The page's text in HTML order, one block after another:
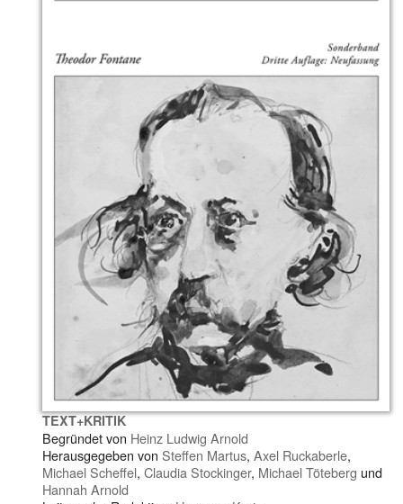
TEXT+KRITIK
Begründet von Heinz Ludwig Arnold
Herausgegeben von Steffen Martus, Axel Ruckaberle,
Michael Scheffel, Claudia Stockinger, Michael Töteberg und
Hannah Arnold